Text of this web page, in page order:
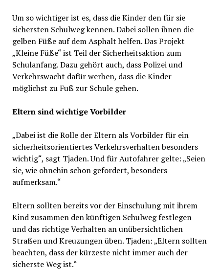
Um so wichtiger ist es, dass die Kinder den für sie
sichersten Schulweg kennen. Dabei sollen ihnen die
gelben Füße auf dem Asphalt helfen. Das Projekt
„Kleine Füße“ ist Teil der Sicherheitsaktion zum
Schulanfang. Dazu gehört auch, dass Polizei und
Verkehrswacht dafür werben, dass die Kinder
möglichst zu Fuß zur Schule gehen.
Eltern sind wichtige Vorbilder
„Dabei ist die Rolle der Eltern als Vorbilder für ein
sicherheitsorientiertes Verkehrsverhalten besonders
wichtig“, sagt Tjaden. Und für Autofahrer gelte: „Seien
sie, wie ohnehin schon gefordert, besonders
aufmerksam.“
Eltern sollten bereits vor der Einschulung mit ihrem
Kind zusammen den künftigen Schulweg festlegen
und das richtige Verhalten an unübersichtlichen
Straßen und Kreuzungen üben. Tjaden: „Eltern sollten
beachten, dass der kürzeste nicht immer auch der
sicherste Weg ist.“